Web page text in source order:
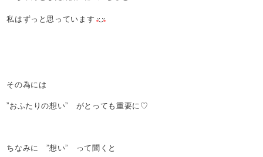
私はずっと思っています
その為には
”おふたりの想い” がとっても重要に♡
ちなみに ”想い” って聞くと